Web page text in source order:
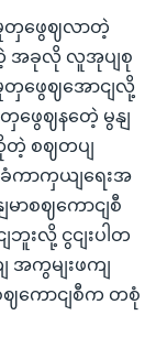
မှုတှဖွေဈလာတဲ့
အခုလို လူအုပျစု
တှဖွေဈအောငျလို့
ဖွေဈနတေဲ့ မွနျ
တဲ့ စဈတပျ
ကာကှယျရေးအ
ာစဈကောငျစီ
းလို့ ငွငျးပါတ
အကွမျးဖကျ
ကောငျစီက တစုံ